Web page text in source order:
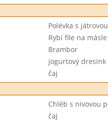
Polévka s
Rybí file na másle
Brambor
jogurtový dresink
čaj
Chléb s nivovou
čaj